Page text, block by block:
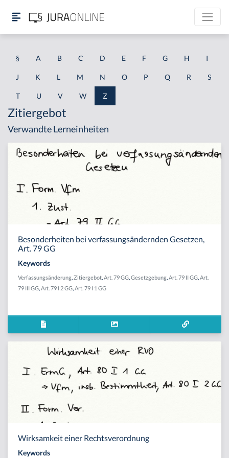
§ A B C D E F G H I
J K L M N O P Q R S
T U V W Z
Zitiergebot
Verwandte Lerneinheiten
Besonderheiten bei verfassungsändernden Gesetzen,
Art. 79 GG
Keywords
Verfassungsänderung Zitiergebot Art. 79 GG Gesetzgebung Art. 79 II GG Art.
79 III GG Art. 79 I 2 GG Art. 79 I 1 GG
Wirksamkeit einer Rechtsverordnung
Keywords